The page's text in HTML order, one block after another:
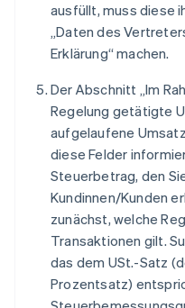
ausfüllt, muss diese
„Daten des
Erklärung“ machen.
Der Abschnitt „Im
Regelung getätigte
aufgelaufene
diese Felder
Steuerbetrag, den
Kundinnen/Kunden
zunächst, welche
Transaktionen gilt.
das dem USt.-Satz
Prozentsatz)